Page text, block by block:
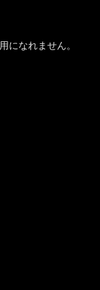
になれません。